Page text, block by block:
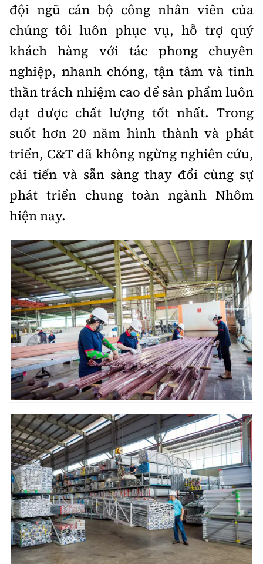
Thông tin tòa
đội ngũ cán bộ công nhân viên của
chúng tôi luôn phục vụ, hỗ trợ quý
khách hàng với tác phong chuyên
nghiệp, nhanh chóng, tận tâm và tinh
thần trách nhiệm cao để sản phẩm luôn
đạt được chất lượng tốt nhất. Trong
suốt hơn 20 năm hình thành và phát
triển, C&T đã không ngừng nghiên cứu,
cải tiến và sẵn sàng thay đổi cùng sự
phát triển chung toàn ngành Nhôm
hiện nay.